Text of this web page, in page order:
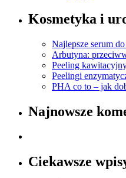
Kosmetyka i
Najlepsze serum do
Arbutyna:
Peeling
Peelingi
PHA co to – jak
Najnowsze
Ciekawsze